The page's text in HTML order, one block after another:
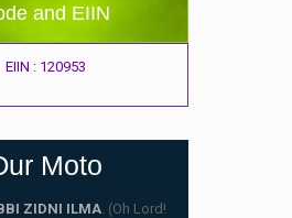
and EIIN
EIIN : 120953
Moto
ZIDNI ILMA . (Oh Lord!